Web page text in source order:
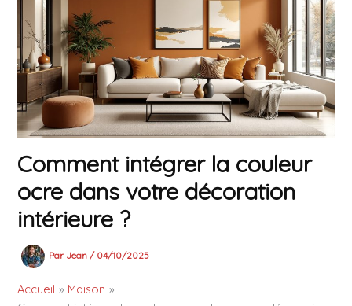
Comment intégrer la couleur
ocre dans votre décoration
intérieure ?
Par Jean/ 04/10/2025
Accueil
Maison